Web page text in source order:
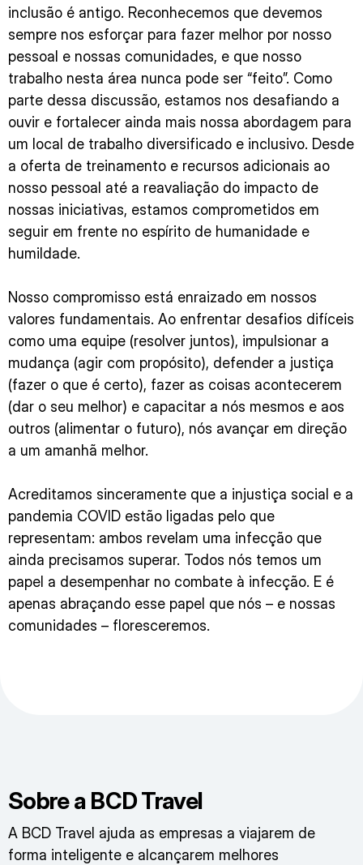
inclusão é antigo. Reconhecemos que devemos
sempre nos esforçar para fazer melhor por nosso
pessoal e nossas comunidades, e que nosso
trabalho nesta área nunca pode ser “feito”. Como
parte dessa discussão, estamos nos desafiando a
ouvir e fortalecer ainda mais nossa abordagem para
um local de trabalho diversificado e inclusivo. Desde
a oferta de treinamento e recursos adicionais ao
nosso pessoal até a reavaliação do impacto de
nossas iniciativas, estamos comprometidos em
seguir em frente no espírito de humanidade e
humildade.
Nosso compromisso está enraizado em nossos
valores fundamentais. Ao enfrentar desafios difíceis
como uma equipe (resolver juntos), impulsionar a
mudança (agir com propósito), defender a justiça
(fazer o que é certo), fazer as coisas acontecerem
(dar o seu melhor) e capacitar a nós mesmos e aos
outros (alimentar o futuro), nós avançar em direção
a um amanhã melhor.
Acreditamos sinceramente que a injustiça social e a
pandemia COVID estão ligadas pelo que
representam: ambos revelam uma infecção que
ainda precisamos superar. Todos nós temos um
papel a desempenhar no combate à infecção. E é
apenas abraçando esse papel que nós – e nossas
comunidades – floresceremos.
Sobre a BCD Travel
A BCD Travel ajuda as empresas a viajarem de
forma inteligente e alcançarem melhores